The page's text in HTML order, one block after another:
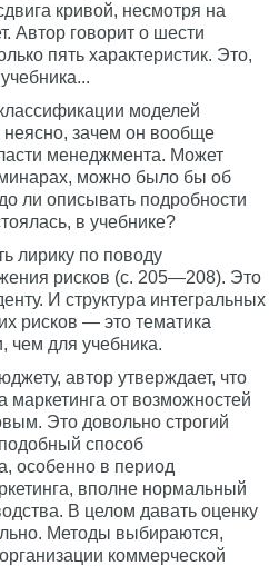
кривой, несмотря на
Автор говорит о шести
пять характеристик. Это,
моделей
неясно, зачем он вообще
менеджмента. Может
можно было бы об
ли описывать подробности
в учебнике?
лирику по поводу
рисков (с. 205—208). Это
И структура интегральных
рисков — это тематика
чем для учебника.
автор утверждает, что
от возможностей
Это довольно строгий
способ
особенно в период
вполне нормальный
В целом давать оценку
Методы выбираются,
коммерческой